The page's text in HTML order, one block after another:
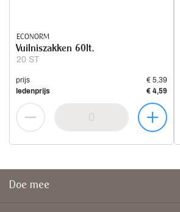
ECONORM
20 ST
Vuilniszakken 60lt.
prijs
€ 5,39
ledenprijs
€ 4,59
Doe mee